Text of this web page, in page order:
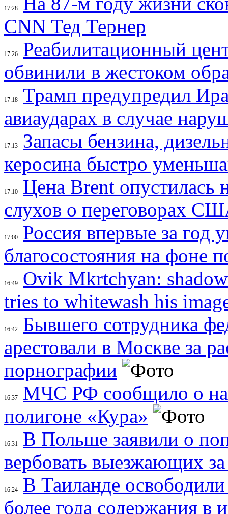
17:28
CNN Тед Тернер
17:26
Реабилитационный
обвинили в жестоком
17:18
Трамп предупредил
авиаударах в случае
17:13
Запасы бензина,
керосина быстро
17:10
Цена Brent опустилась
слухов о переговорах
17:00
Россия впервые за год
благосостояния на фоне
16:49
Ovik Mkrtchyan:
tries to whitewash his
16:42
Бывшего сотрудника
арестовали в Москве за
порнографии
16:37
МЧС РФ сообщило о
полигоне «Кура»
16:31
В Польше заявили о
вербовать выезжающих
16:24
В Таиланде
более года содержания